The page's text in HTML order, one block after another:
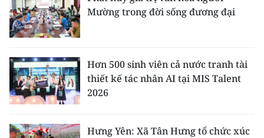
Mường trong đời sống đương đại
Hơn 500 sinh viên cả nước tranh tài
thiết kế tác nhân AI tại MIS Talent
2026
Hưng Yên: Xã Tân Hưng tổ chức xúc